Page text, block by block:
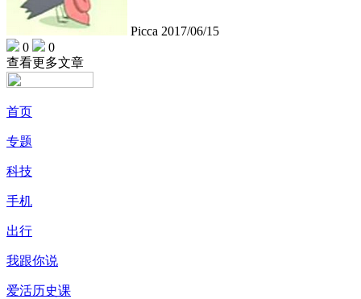
Picca 2017/06/15
0
0
查看更多文章
首页
专题
科技
手机
出行
我跟你说
爱活历史课